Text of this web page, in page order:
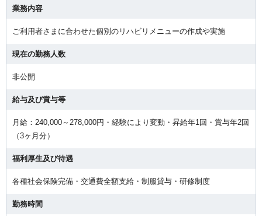
業務内容
ご利用者さまに合わせた個別のリハビリメニューの作成や実施
現在の勤務人数
非公開
給与及び賞与等
月給：240,000～278,000円・経験により変動・昇給年1回・賞与年2回
（3ヶ月分）
福利厚生及び待遇
各種社会保険完備・交通費全額支給・制服貸与・研修制度
勤務時間